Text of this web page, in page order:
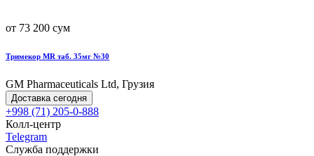
от 73 200 сум
Тримекор MR таб. 35мг №30
GM Pharmaceuticals Ltd, Грузия
Доставка сегодня
+998 (71) 205-0-888
Колл-центр
Telegram
Служба поддержки